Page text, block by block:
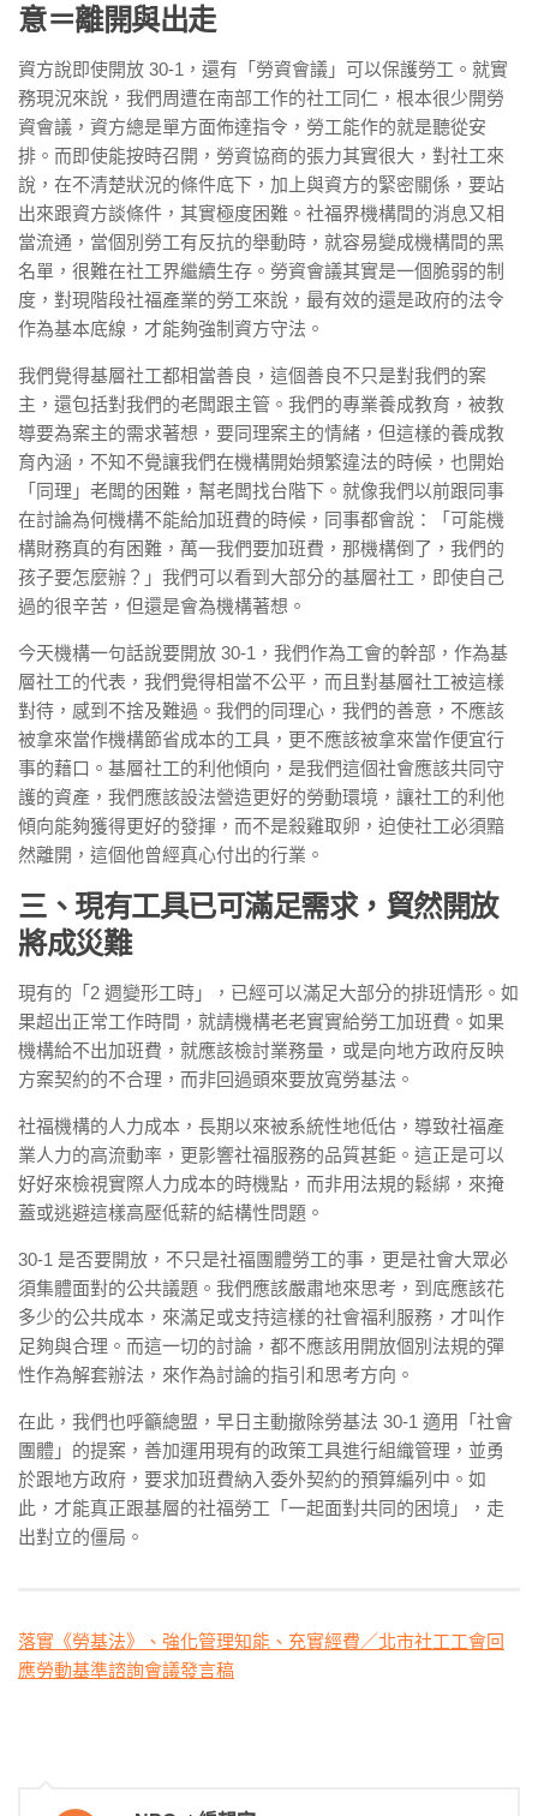
意＝離開與出走
資方說即使開放 30-1，還有「勞資會議」可以保護勞工。就實
務現況來說，我們周遭在南部工作的社工同仁，根本很少開勞
資會議，資方總是單方面佈達指令，勞工能作的就是聽從安
排。而即使能按時召開，勞資協商的張力其實很大，對社工來
說，在不清楚狀況的條件底下，加上與資方的緊密關係，要站
出來跟資方談條件，其實極度困難。社福界機構間的消息又相
當流通，當個別勞工有反抗的舉動時，就容易變成機構間的黑
名單，很難在社工界繼續生存。勞資會議其實是一個脆弱的制
度，對現階段社福產業的勞工來說，最有效的還是政府的法令
作為基本底線，才能夠強制資方守法。
我們覺得基層社工都相當善良，這個善良不只是對我們的案
主，還包括對我們的老闆跟主管。我們的專業養成教育，被教
導要為案主的需求著想，要同理案主的情緒，但這樣的養成教
育內涵，不知不覺讓我們在機構開始頻繁違法的時候，也開始
「同理」老闆的困難，幫老闆找台階下。就像我們以前跟同事
在討論為何機構不能給加班費的時候，同事都會說：「可能機
構財務真的有困難，萬一我們要加班費，那機構倒了，我們的
孩子要怎麼辦？」我們可以看到大部分的基層社工，即使自己
過的很辛苦，但還是會為機構著想。
今天機構一句話說要開放 30-1，我們作為工會的幹部，作為基
層社工的代表，我們覺得相當不公平，而且對基層社工被這樣
對待，感到不捨及難過。我們的同理心，我們的善意，不應該
被拿來當作機構節省成本的工具，更不應該被拿來當作便宜行
事的藉口。基層社工的利他傾向，是我們這個社會應該共同守
護的資產，我們應該設法營造更好的勞動環境，讓社工的利他
傾向能夠獲得更好的發揮，而不是殺雞取卵，迫使社工必須黯
然離開，這個他曾經真心付出的行業。
三、現有工具已可滿足需求，貿然開放
將成災難
現有的「2 週變形工時」，已經可以滿足大部分的排班情形。如
果超出正常工作時間，就請機構老老實實給勞工加班費。如果
機構給不出加班費，就應該檢討業務量，或是向地方政府反映
方案契約的不合理，而非回過頭來要放寬勞基法。
社福機構的人力成本，長期以來被系統性地低估，導致社福產
業人力的高流動率，更影響社福服務的品質甚鉅。這正是可以
好好來檢視實際人力成本的時機點，而非用法規的鬆綁，來掩
蓋或逃避這樣高壓低薪的結構性問題。
30-1 是否要開放，不只是社福團體勞工的事，更是社會大眾必
須集體面對的公共議題。我們應該嚴肅地來思考，到底應該花
多少的公共成本，來滿足或支持這樣的社會福利服務，才叫作
足夠與合理。而這一切的討論，都不應該用開放個別法規的彈
性作為解套辦法，來作為討論的指引和思考方向。
在此，我們也呼籲總盟，早日主動撤除勞基法 30-1 適用「社會
團體」的提案，善加運用現有的政策工具進行組織管理，並勇
於跟地方政府，要求加班費納入委外契約的預算編列中。如
此，才能真正跟基層的社福勞工「一起面對共同的困境」，走
出對立的僵局。
落實《勞基法》、強化管理知能、充實經費／北市社工工會回
應勞動基準諮詢會議發言稿